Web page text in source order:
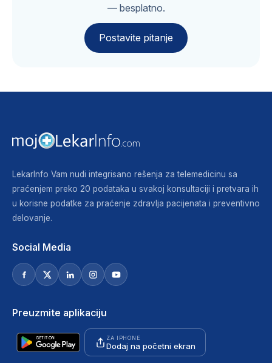
— besplatno.
Postavite pitanje
LekarInfo Vam nudi integrisano rešenja za telemedicinu sa
praćenjem preko 20 podataka u svakoj konsultaciji i pretvara ih
u korisne podatke za praćenje zdravlja pacijenata i preventivno
delovanje.
Social Media
Preuzmite aplikaciju
ZA IPHONE
Dodaj na početni ekran